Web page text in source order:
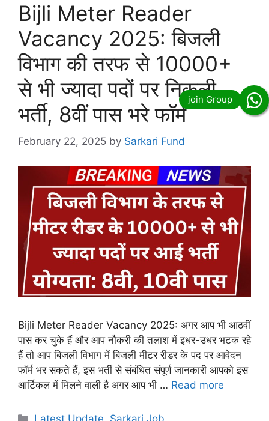
Bijli Meter Reader
Vacancy 2025: बिजली
विभाग की तरफ से 10000+
से भी ज्यादा पदों पर निकली
भर्ती, 8वीं पास भरे फॉर्म
February 22, 2025 by Sarkari Fund
Bijli Meter Reader Vacancy 2025: अगर आप भी आठवीं
पास कर चुके हैं और आप नौकरी की तलाश में इधर-उधर भटक रहे
हैं तो आप बिजली विभाग में बिजली मीटर रीडर के पद पर आवेदन
फॉर्म भर सकते हैं, इस भर्ती से संबंधित संपूर्ण जानकारी आपको इस
आर्टिकल में मिलने वाली है अगर आप भी … Read more
Categories
Latest Update, Sarkari Job